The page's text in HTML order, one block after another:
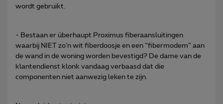
wordt gebruikt.
- Bestaan er überhaupt Proximus fiberaansluitingen
waarbij NIET zo’n wit fiberdoosje en een “fibermodem” aan
de wand in de woning worden bevestigd? De dame van de
klantendienst klonk vandaag verbaasd dat die
componenten niet aanwezig leken te zijn.